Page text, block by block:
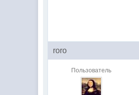
roro
Пользователь